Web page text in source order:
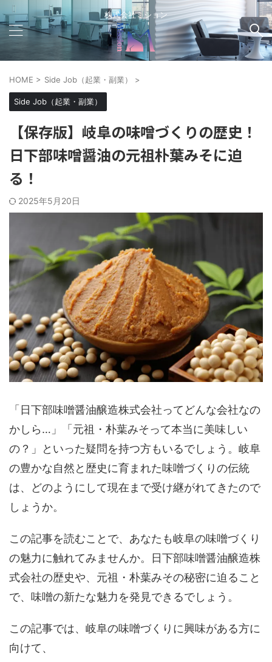
株式会社ミション
HOME > Side Job（起業・副業） >
Side Job（起業・副業）
【保存版】岐阜の味噌づくりの歴史！
日下部味噌醤油の元祖朴葉みそに迫
る！
2025年5月20日
「日下部味噌醤油醸造株式会社ってどんな会社なの
かしら…」「元祖・朴葉みそって本当に美味しい
の？」といった疑問を持つ方もいるでしょう。岐阜
の豊かな自然と歴史に育まれた味噌づくりの伝統
は、どのようにして現在まで受け継がれてきたので
しょうか。
この記事を読むことで、あなたも岐阜の味噌づくり
の魅力に触れてみませんか。日下部味噌醤油醸造株
式会社の歴史や、元祖・朴葉みその秘密に迫ること
で、味噌の新たな魅力を発見できるでしょう。
この記事では、岐阜の味噌づくりに興味がある方に
向けて、